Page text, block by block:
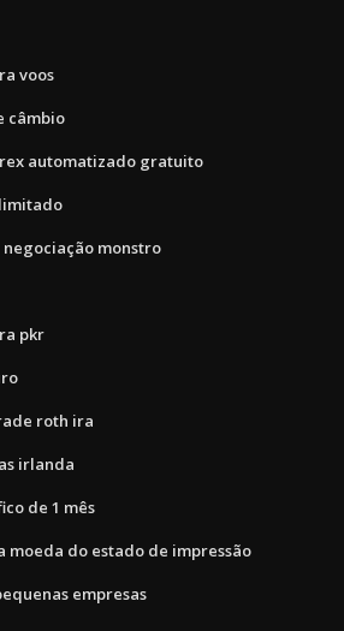
voos
câmbio
automatizado gratuito
negociação monstro
pkr
roth ira
irlanda
de 1 mês
moeda do estado de impressão
empresas